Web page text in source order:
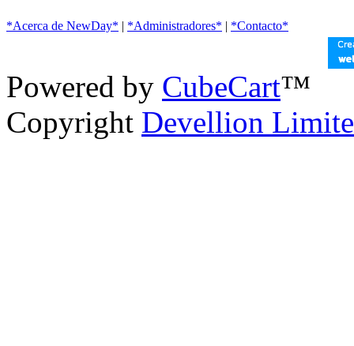
*Acerca de NewDay* | *Administradores* | *Contacto*
Powered by CubeCart™
Copyright Devellion